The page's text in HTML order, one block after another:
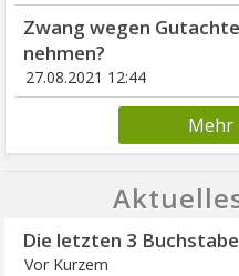
Zwang wegen
nehmen?
27.08.2021 12:44
Mehr
Die letzten 3
Vor Kurzem